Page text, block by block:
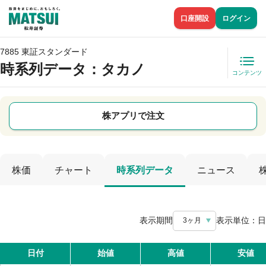
口座開設 ログイン
7885 東証スタンダード
時系列データ ：タカノ コンテンツ
株アプリで注文
株価 チャート 時系列データ ニュース
表示期間 3ヶ月 表示単位： 日
日付 始値 高値 安値